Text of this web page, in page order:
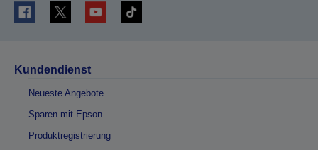
Kundendienst
Neueste Angebote
Sparen mit Epson
Produktregistrierung